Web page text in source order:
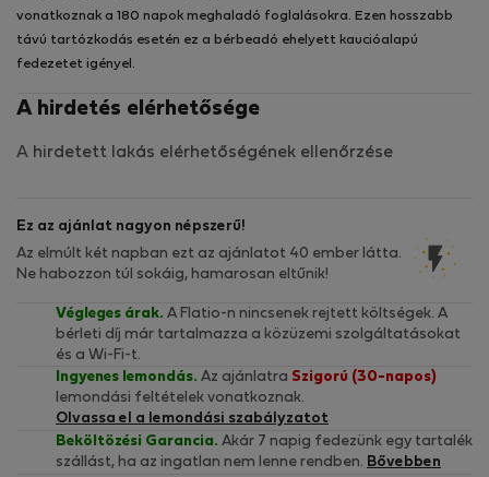
vonatkoznak a 180 napok meghaladó foglalásokra. Ezen hosszabb
távú tartózkodás esetén ez a bérbeadó ehelyett kaucióalapú
fedezetet igényel.
A hirdetés elérhetősége
A hirdetett lakás elérhetőségének ellenőrzése
Ez az ajánlat nagyon népszerű!
Az elmúlt két napban ezt az ajánlatot 40 ember látta.
Ne habozzon túl sokáig, hamarosan eltűnik!
Végleges árak. A Flatio-n nincsenek rejtett költségek. A
bérleti díj már tartalmazza a közüzemi szolgáltatásokat
és a Wi-Fi-t.
Ingyenes lemondás. Az ajánlatra Szigorú (30-napos)
lemondási feltételek vonatkoznak.
Olvassa el a lemondási szabályzatot
Beköltözési Garancia. Akár 7 napig fedezünk egy tartalék
szállást, ha az ingatlan nem lenne rendben. Bővebben